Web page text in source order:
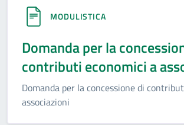
MODULISTICA
Domanda per la
contributi economici a
Domanda per la concessione di
associazioni